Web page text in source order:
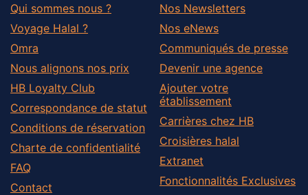
Qui sommes nous ?
Voyage Halal ?
Omra
Nous alignons nos prix
HB Loyalty Club
Correspondance de statut
Conditions de réservation
Charte de confidentialité
FAQ
Contact
Nos Newsletters
Nos eNews
Communiqués de presse
Devenir une agence
Ajouter votre
établissement
Carrières chez HB
Croisières halal
Extranet
Fonctionnalités Exclusives